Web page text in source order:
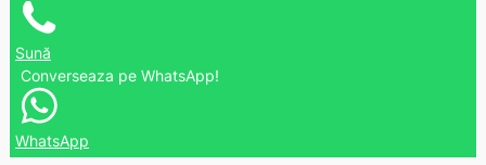
Sună
Converseaza pe WhatsApp!
WhatsApp